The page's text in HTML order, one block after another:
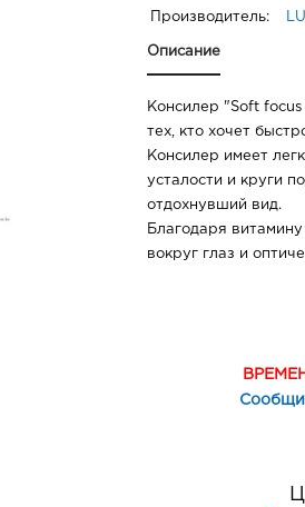
Производитель:
Описание
Консилер "Soft
тех, кто хочет
Консилер имеет
усталости и круги
отдохнувший вид.
Благодаря
вокруг глаз и